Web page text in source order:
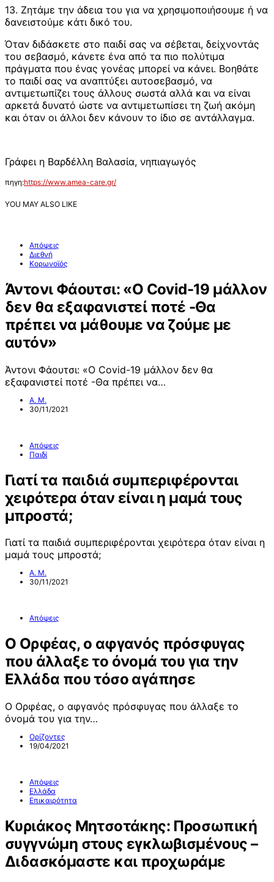
13. Ζητάμε την άδεια του για να χρησιμοποιήσουμε ή να
δανειστούμε κάτι δικό του.
Όταν διδάσκετε στο παιδί σας να σέβεται, δείχνοντάς
του σεβασμό, κάνετε ένα από τα πιο πολύτιμα
πράγματα που ένας γονέας μπορεί να κάνει. Βοηθάτε
το παιδί σας να αναπτύξει αυτοσεβασμό, να
αντιμετωπίζει τους άλλους σωστά αλλά και να είναι
αρκετά δυνατό ώστε να αντιμετωπίσει τη ζωή ακόμη
και όταν οι άλλοι δεν κάνουν το ίδιο σε αντάλλαγμα.
Γράφει η Βαρδέλλη Βαλασία, νηπιαγωγός
πηγη:https://www.amea-care.gr/
YOU MAY ALSO LIKE
Απόψεις
Διεθνή
Κορωνοϊός
Άντονι Φάουτσι: «Ο Covid-19 μάλλον
δεν θα εξαφανιστεί ποτέ -Θα
πρέπει να μάθουμε να ζούμε με
αυτόν»
Άντονι Φάουτσι: «Ο Covid-19 μάλλον δεν θα
εξαφανιστεί ποτέ -Θα πρέπει να…
Α. Μ.
30/11/2021
Απόψεις
Παιδί
Γιατί τα παιδιά συμπεριφέρονται
χειρότερα όταν είναι η μαμά τους
μπροστά;
Γιατί τα παιδιά συμπεριφέρονται χειρότερα όταν είναι η
μαμά τους μπροστά;
Α. Μ.
30/11/2021
Απόψεις
Ο Ορφέας, ο αφγανός πρόσφυγας
που άλλαξε το όνομά του για την
Ελλάδα που τόσο αγάπησε
Ο Ορφέας, ο αφγανός πρόσφυγας που άλλαξε το
όνομά του για την…
Ορίζοντες
19/04/2021
Απόψεις
Ελλάδα
Επικαιρότητα
Κυριάκος Μητσοτάκης: Προσωπική
συγγνώμη στους εγκλωβισμένους –
Διδασκόμαστε και προχωράμε